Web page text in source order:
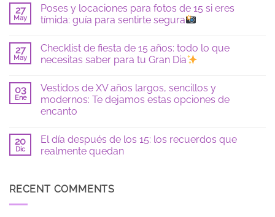
comentarios
en
7
15
años
en
tendencias
2026
27
May
Poses y locaciones para fotos de 15 si eres
tímida: guía para sentirte segura
comentarios
en
Poses
para
fotos
de
15
tímida:
guía
para
27
May
Checklist de fiesta de 15 años: todo lo que
necesitas saber para tu Gran Dia
comentarios
en
Checklist
de
15
años:
todo
saber
para
03
Ene
Vestidos de XV años largos, sencillos y
modernos: Te dejamos estas opciones de
encanto
comentarios
en
Vestidos
largos,
sencillos
20
Dic
El día después de los 15: los recuerdos que
realmente quedan
en
El
RECENT COMMENTS